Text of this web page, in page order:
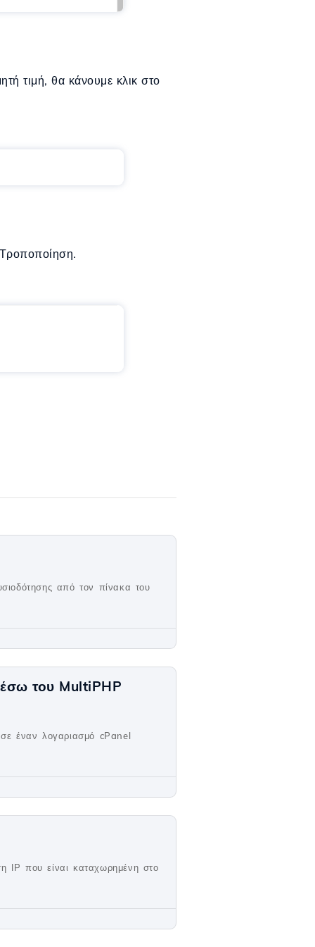
τιμή, θα κάνουμε κλικ στο
από τον πίνακα του
του MultiPHP
έναν λογαριασμό cPanel
IP που είναι καταχωρημένη στο